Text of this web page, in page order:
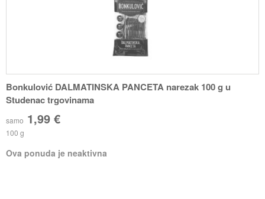
Bonkulović DALMATINSKA PANCETA narezak 100 g u
Studenac trgovinama
samo 1,99 €
100 g
Ova ponuda je neaktivna